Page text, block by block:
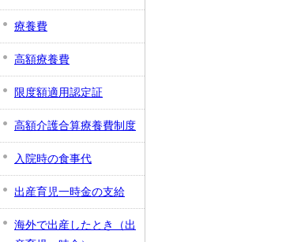
療養費
高額療養費
限度額適用認定証
高額介護合算療養費制度
入院時の食事代
出産育児一時金の支給
海外で出産したとき（出